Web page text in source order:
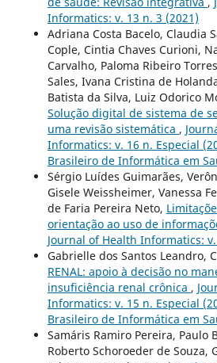
Informatics: v. 13 n. 3 (2021)
Adriana Costa Bacelo, Claudia
Cople, Cintia Chaves Curioni,
Carvalho, Paloma Ribeiro
Sales, Ivana Cristina de
Batista da Silva, Luiz Odorico
Solução digital de sistema de
uma revisão sistemática ,
Informatics: v. 16 n. Especial
Brasileiro de Informática em
Sérgio Luídes Guimarães,
Gisele Weissheimer, Vanessa
de Faria Pereira Neto,
orientação ao uso de
Journal of Health Informatics:
Gabrielle dos Santos Leandro,
RENAL: apoio à decisão no
insuficiência renal crônica ,
Informatics: v. 15 n. Especial
Brasileiro de Informática em
Samáris Ramiro Pereira, Paulo
Roberto Schoroeder de Souza,